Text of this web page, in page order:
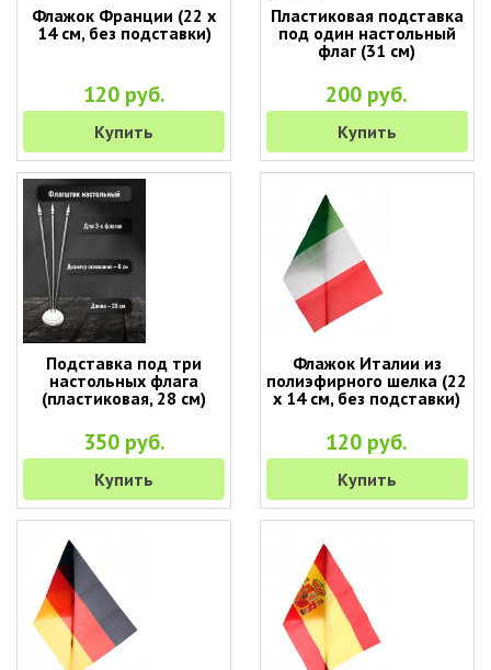
Флажок Франции (22 х
14 см, без подставки)
120 руб.
Купить
Пластиковая подставка
под один настольный
флаг (31 см)
200 руб.
Купить
Подставка под три
настольных флага
(пластиковая, 28 см)
350 руб.
Купить
Флажок Италии из
полиэфирного шелка (22
х 14 см, без подставки)
120 руб.
Купить